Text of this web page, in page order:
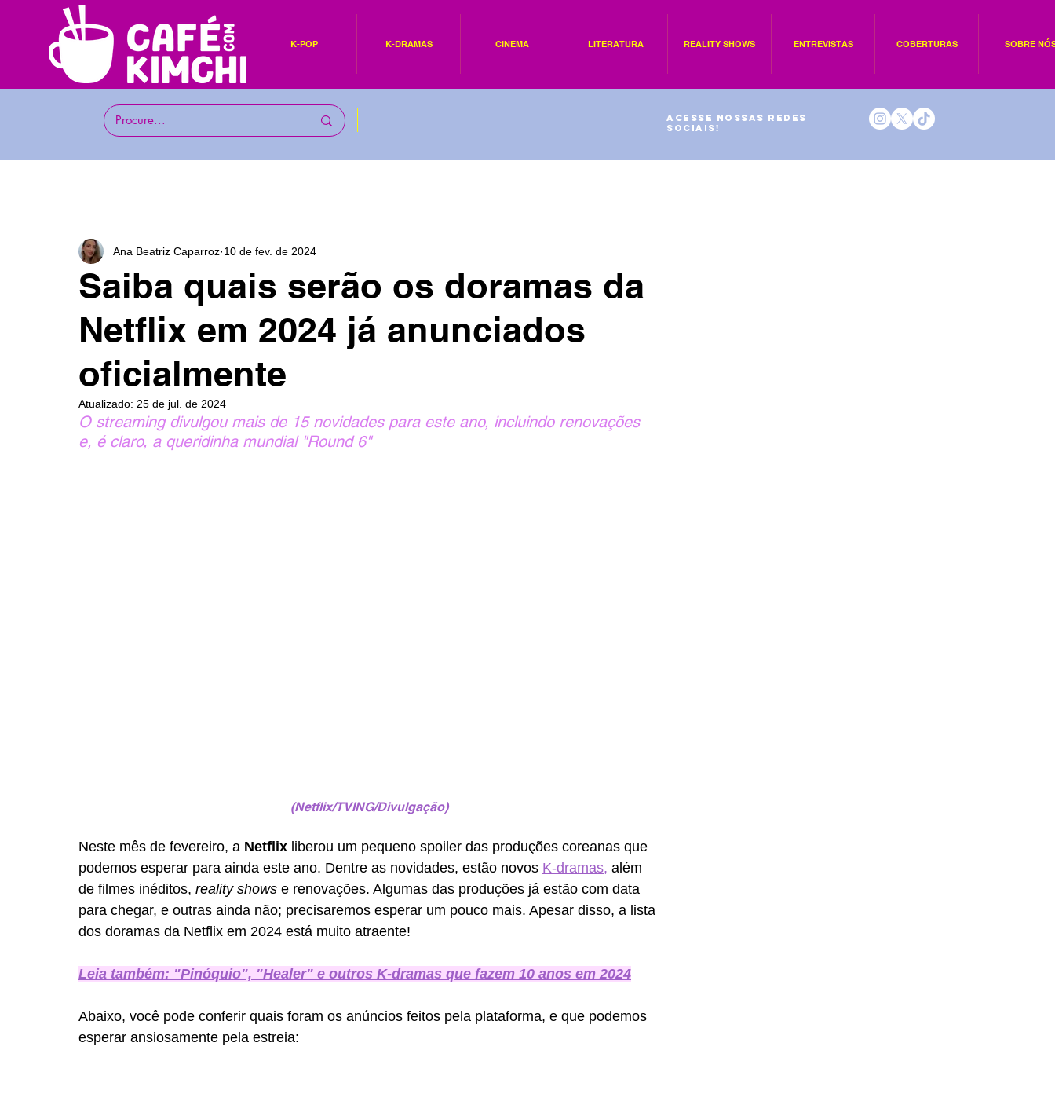
K-POP K-DRAMAS CINEMA LITERATURA REALITY SHOWS ENTREVISTAS COBERTURAS SOBRE
Acesse nossas redes
sociais!
Saiba quais serão os doramas da
Netflix em 2024 já anunciados
oficialmente
Ana Beatriz Caparroz 10 de fev. de 2024
Atualizado: 25 de jul. de 2024
O streaming divulgou mais de 15 novidades para este ano, incluindo renovações
e, é claro, a queridinha mundial "Round 6"
(Netflix/TVING/Divulgação)
Neste mês de fevereiro, a Netflix liberou um pequeno spoiler das produções coreanas que
podemos esperar para ainda este ano. Dentre as novidades, estão novos K-dramas, além
de filmes inéditos, reality shows e renovações. Algumas das produções já estão com data
para chegar, e outras ainda não; precisaremos esperar um pouco mais. Apesar disso, a lista
dos doramas da Netflix em 2024 está muito atraente!
Leia também: "Pinóquio", "Healer" e outros K-dramas que fazem 10 anos em 2024
Abaixo, você pode conferir quais foram os anúncios feitos pela plataforma, e que podemos
esperar ansiosamente pela estreia: